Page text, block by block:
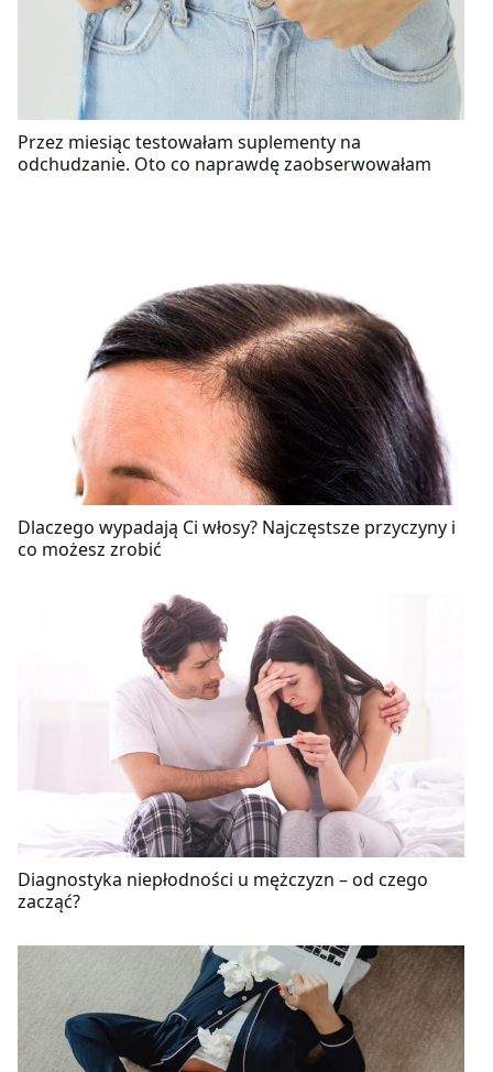
Przez miesiąc testowałam suplementy na
odchudzanie. Oto co naprawdę zaobserwowałam
Dlaczego wypadają Ci włosy? Najczęstsze przyczyny i
co możesz zrobić
Diagnostyka niepłodności u mężczyzn – od czego
zacząć?